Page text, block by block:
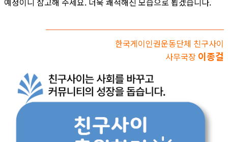
한국게이인권운동단체 친구사이
사무국장 이종걸